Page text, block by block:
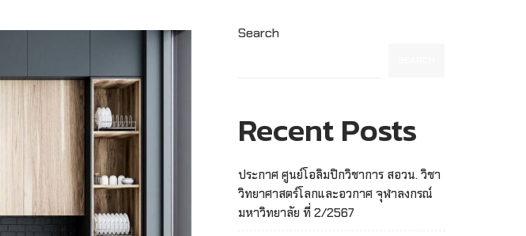
Search
Recent Posts
ประกาศ ศูนย์โอลิมปิกวิชาการ สอวน. วิชา
วิทยาศาสตร์โลกและอวกาศ จุฬาลงกรณ์
มหาวิทยาลัย ที่ 2/2567